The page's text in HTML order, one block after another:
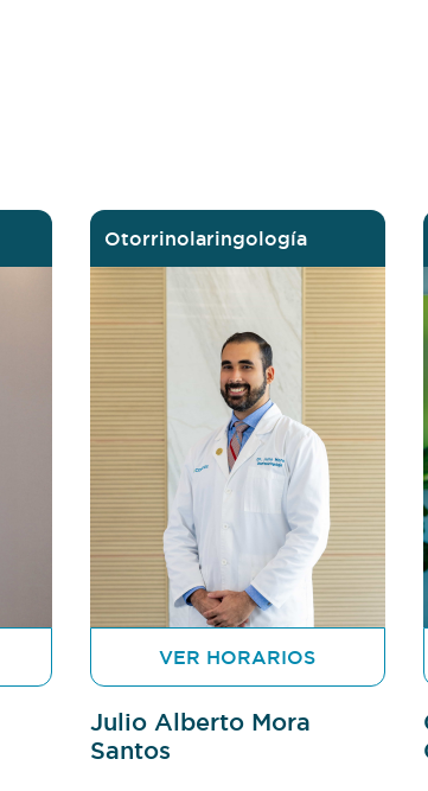
Otorrinolaringología
VER HORARIOS
Julio Alberto Mora
Santos